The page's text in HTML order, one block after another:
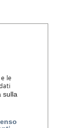
le
sulla